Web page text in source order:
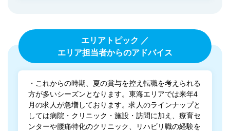
エリアトピック ／
エリア担当者からのアドバイス
・これからの時期、夏の賞与を控え転職を考えられる
方が多いシーズンとなります。東海エリアでは来年4
月の求人が急増しております。求人のラインナップと
しては病院・クリニック・施設・訪問に加え、療育セ
ンターや腰痛特化のクリニック、リハビリ職の経験を